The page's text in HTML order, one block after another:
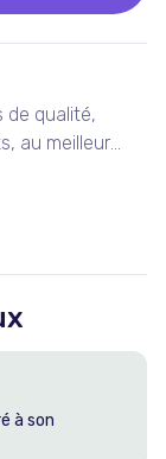
de qualité,
au meilleur
à son